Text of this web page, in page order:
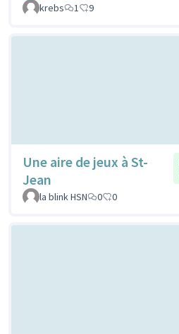
krebs
1 9
Une aire de jeux à St-
Jean
la blink HSN
0 0